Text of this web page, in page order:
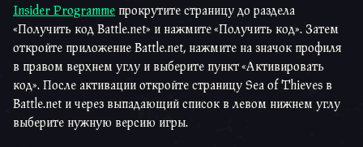
Insider Programme прокрутите страницу до раздела
«Получить код Battle.net» и нажмите «Получить код». Затем
откройте приложение Battle.net, нажмите на значок профиля
в правом верхнем углу и выберите пункт «Активировать
код». После активации откройте страницу Sea of Thieves в
Battle.net и через выпадающий список в левом нижнем углу
выберите нужную версию игры.